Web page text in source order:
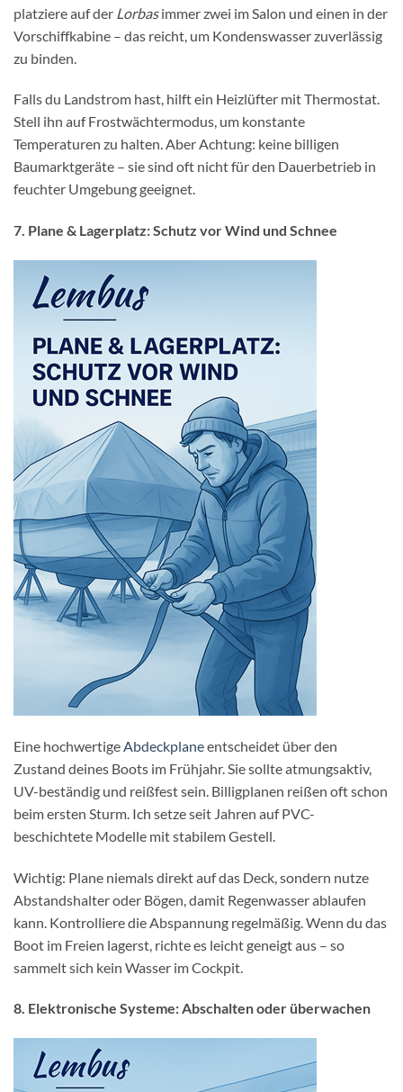
platziere auf der Lorbasimmer zwei im Salon und einen in der
Vorschiffkabine – das reicht, um Kondenswasser zuverlässig
zu binden.
Falls du Landstrom hast, hilft ein Heizlüfter mit Thermostat.
Stell ihn auf Frostwächtermodus, um konstante
Temperaturen zu halten. Aber Achtung: keine billigen
Baumarktgeräte – sie sind oft nicht für den Dauerbetrieb in
feuchter Umgebung geeignet.
7. Plane & Lagerplatz: Schutz vor Wind und Schnee
Eine hochwertigeAbdeckplaneentscheidet über den
Zustand deines Boots im Frühjahr. Sie sollte atmungsaktiv,
UV-beständig und reißfest sein. Billigplanen reißen oft schon
beim ersten Sturm. Ich setze seit Jahren auf PVC-
beschichtete Modelle mit stabilem Gestell.
Wichtig: Plane niemals direkt auf das Deck, sondern nutze
Abstandshalter oder Bögen, damit Regenwasser ablaufen
kann. Kontrolliere die Abspannung regelmäßig. Wenn du das
Boot im Freien lagerst, richte es leicht geneigt aus – so
sammelt sich kein Wasser im Cockpit.
8. Elektronische Systeme: Abschalten oder überwachen